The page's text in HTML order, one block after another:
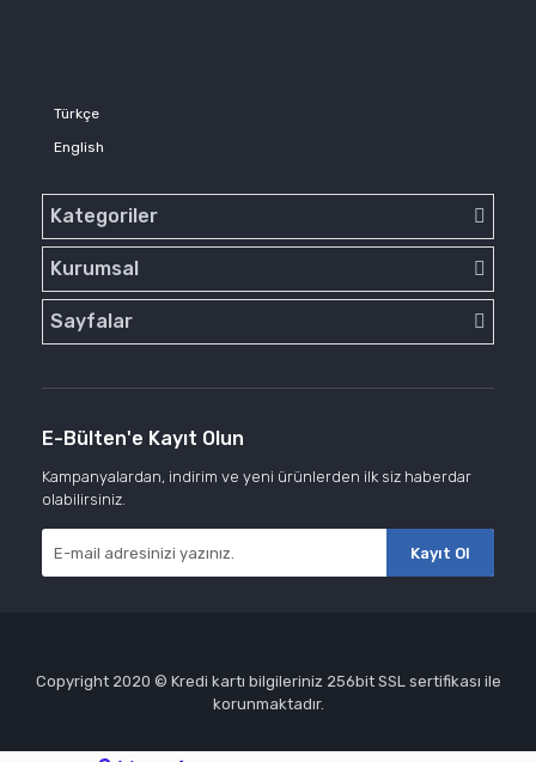
Türkçe
English
Kategoriler
Kurumsal
Sayfalar
E-Bülten'e Kayıt Olun
Kampanyalardan, indirim ve yeni ürünlerden ilk siz haberdar
olabilirsiniz.
Kayıt Ol
Copyright 2020 © Kredi kartı bilgileriniz 256bit SSL sertifikası ile
korunmaktadır.